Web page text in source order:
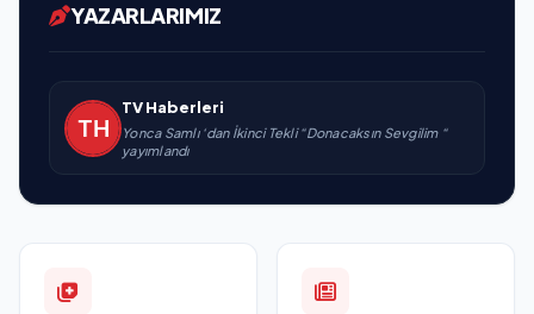
YAZARLARIMIZ
TV Haberleri
Yonca Samlı ‘dan İkinci Tekli “Donacaksın Sevgilim “
yayımlandı